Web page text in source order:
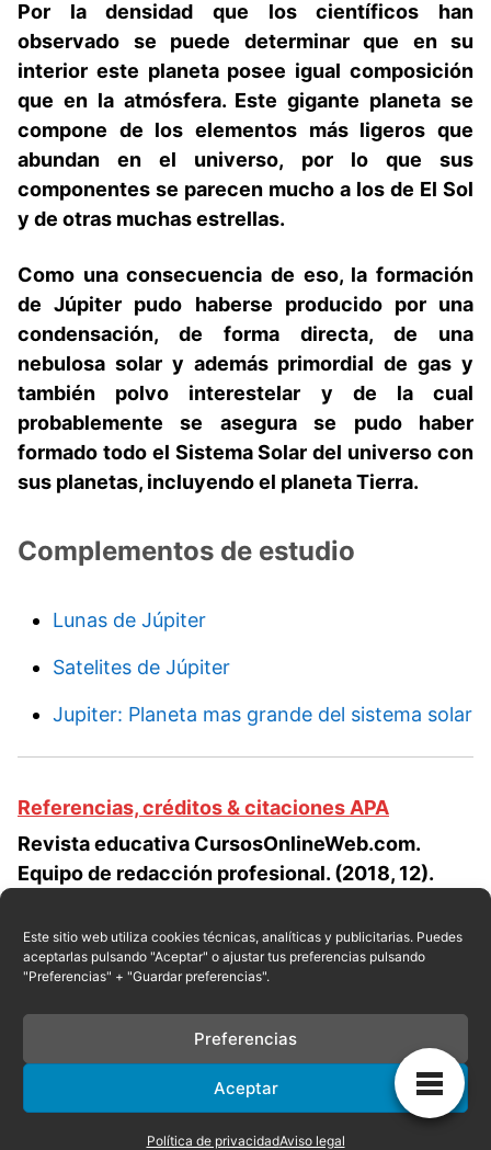
Este sitio web utiliza cookies técnicas, analíticas y publicitarias. Puedes
aceptarlas pulsando "Aceptar" o ajustar tus preferencias pulsando
"Preferencias" + "Guardar preferencias".
Aceptar
Preferencias
Política de privacidadAviso legal
Por la densidad que los científicos han
observado se puede determinar que en su
interior este planeta posee igual composición
que en la atmósfera. Este gigante planeta se
compone de los elementos más ligeros que
abundan en el universo, por lo que sus
componentes se parecen mucho a los de El Sol
y de otras muchas estrellas.
Como una consecuencia de eso, la formación
de Júpiter pudo haberse producido por una
condensación, de forma directa, de una
nebulosa solar y además primordial de gas y
también polvo interestelar y de la cual
probablemente se asegura se pudo haber
formado todo el Sistema Solar del universo con
sus planetas, incluyendo el planeta Tierra.
Complementos de estudio
Lunas de Júpiter
Satelites de Júpiter
Jupiter: Planeta mas grande del sistema solar
Referencias, créditos & citaciones APA
Revista educativa CursosOnlineWeb.com.
Equipo de redacción profesional. (2018, 12).
Moquete del Risco. Obtenido en fecha 08, 2026,
desde el sitio web:
https://cursosonlineweb.com/lunas-opuestas-
de-jupiter.html
Privacidad|Referencias|Mapa|Contacto